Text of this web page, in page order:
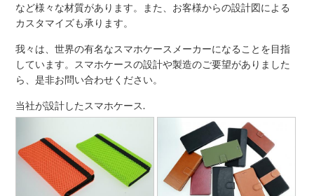
など様々な材質があります。また、お客様からの設計図による
カスタマイズも承ります。
我々は、世界の有名なスマホケースメーカーになることを目指
しています。スマホケースの設計や製造のご要望がありました
ら、是非お問い合わせください。
当社が設計したスマホケース.